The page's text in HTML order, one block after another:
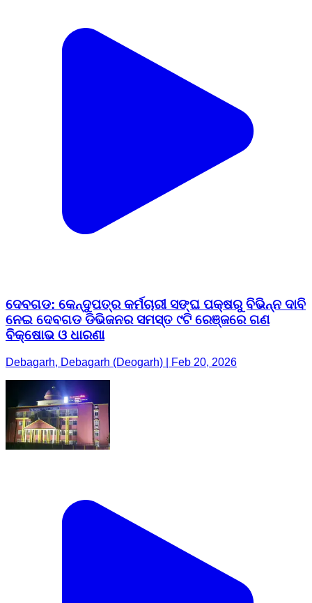
ଦେବଗଡ: କେନ୍ଦୁପତ୍ର କର୍ମଚାରୀ ସଙ୍ଘ ପକ୍ଷରୁ ବିଭିନ୍ନ ଦାବି
ନେଇ ଦେବଗଡ ଡିଭିଜନର ସମସ୍ତ ୯ଟି ରେଞ୍ଜରେ ଗଣ
ବିକ୍ଷୋଭ ଓ ଧାରଣା
Debagarh, Debagarh (Deogarh) | Feb 20, 2026